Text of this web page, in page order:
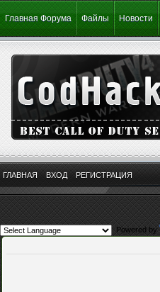
Главная Форума Файлы Новости
ГЛАВНАЯ ВХОД РЕГИСТРАЦИЯ
Powered by